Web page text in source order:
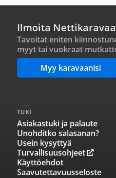
Ilmoita
Tavoitat eniten
myyt tai vuokraat
Myy karavaanisi
TUKI
Asiakastuki ja palaute
Unohditko salasanan?
Usein kysyttyä
Turvallisuusohjeet
Käyttöehdot
Saavutettavuusseloste